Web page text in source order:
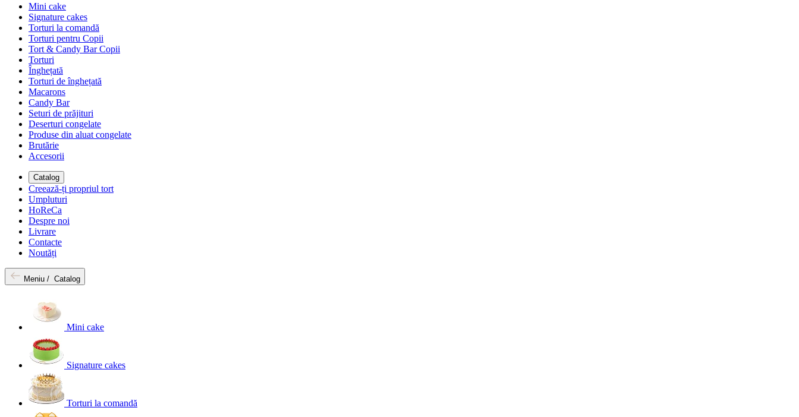
Mini cake
Signature cakes
Torturi la comandă
Torturi pentru Copii
Tort & Candy Bar Copii
Torturi
Înghețată
Torturi de înghețată
Macarons
Candy Bar
Seturi de prăjituri
Deserturi congelate
Produse din aluat congelate
Brutărie
Accesorii
Catalog
Creează-ți propriul tort
Umpluturi
HoReCa
Despre noi
Livrare
Contacte
Noutăți
Meniu / Catalog
Mini cake
Signature cakes
Torturi la comandă